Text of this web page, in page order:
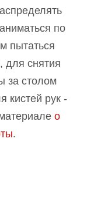
по
пытаться
для снятия
за столом
кистей рук -
о
.